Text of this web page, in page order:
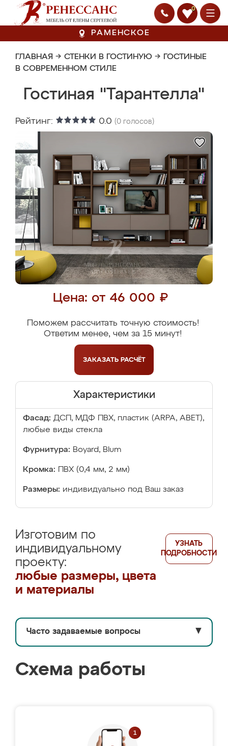
0
РАМЕНСКОЕ
ГЛАВНАЯ → СТЕНКИ В ГОСТИНУЮ → ГОСТИНЫЕ
В СОВРЕМЕННОМ СТИЛЕ
Гостиная "Тарантелла"
Рейтинг: 0.0 (0 голосов)
Цена: от 46 000 ₽
Поможем рассчитать точную стоимость!
Ответим менее, чем за 15 минут!
ЗАКАЗАТЬ РАСЧЁТ
Характеристики
Фасад: ДСП, МДФ ПВХ, пластик (ARPA, ABET),
любые виды стекла
Фурнитура: Boyard, Blum
Кромка: ПВХ (0,4 мм, 2 мм)
Размеры: индивидуально под Ваш заказ
Изготовим по
индивидуальному
проекту:
любые размеры, цвета
и материалы
УЗНАТЬ
ПОДРОБНОСТИ
Часто задаваемые вопросы ▼
Схема работы